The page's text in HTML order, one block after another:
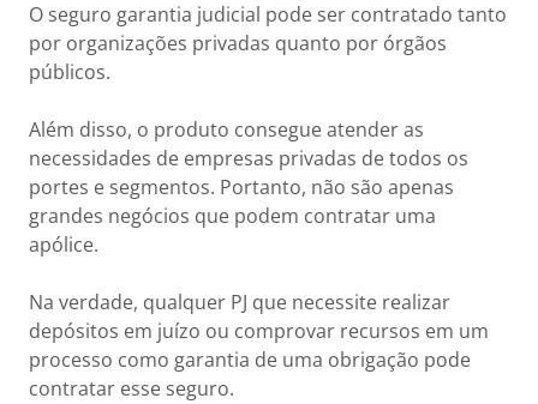
O seguro garantia judicial pode ser contratado tanto
por organizações privadas quanto por órgãos
públicos.
Além disso, o produto consegue atender as
necessidades de empresas privadas de todos os
portes e segmentos. Portanto, não são apenas
grandes negócios que podem contratar uma
apólice.
Na verdade, qualquer PJ que necessite realizar
depósitos em juízo ou comprovar recursos em um
processo como garantia de uma obrigação pode
contratar esse seguro.